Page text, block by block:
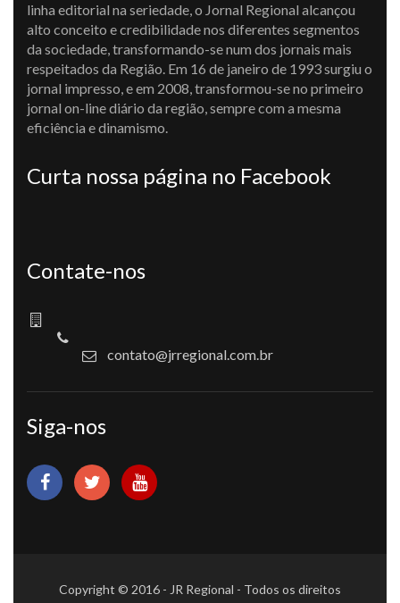
linha editorial na seriedade, o Jornal Regional alcançou
alto conceito e credibilidade nos diferentes segmentos
da sociedade, transformando-se num dos jornais mais
respeitados da Região. Em 16 de janeiro de 1993 surgiu o
jornal impresso, e em 2008, transformou-se no primeiro
jornal on-line diário da região, sempre com a mesma
eficiência e dinamismo.
Curta nossa página no Facebook
Contate-nos
contato@jrregional.com.br
Siga-nos
Copyright © 2016 - JR Regional - Todos os direitos